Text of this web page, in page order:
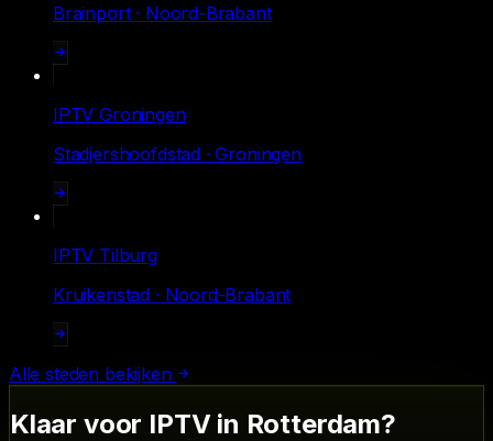
Brainport · Noord-Brabant
IPTVGroningen
Stadjershoofdstad · Groningen
IPTV Tilburg
Kruikenstad · Noord-Brabant
Alle steden bekijken
Klaar voor IPTV in Rotterdam?